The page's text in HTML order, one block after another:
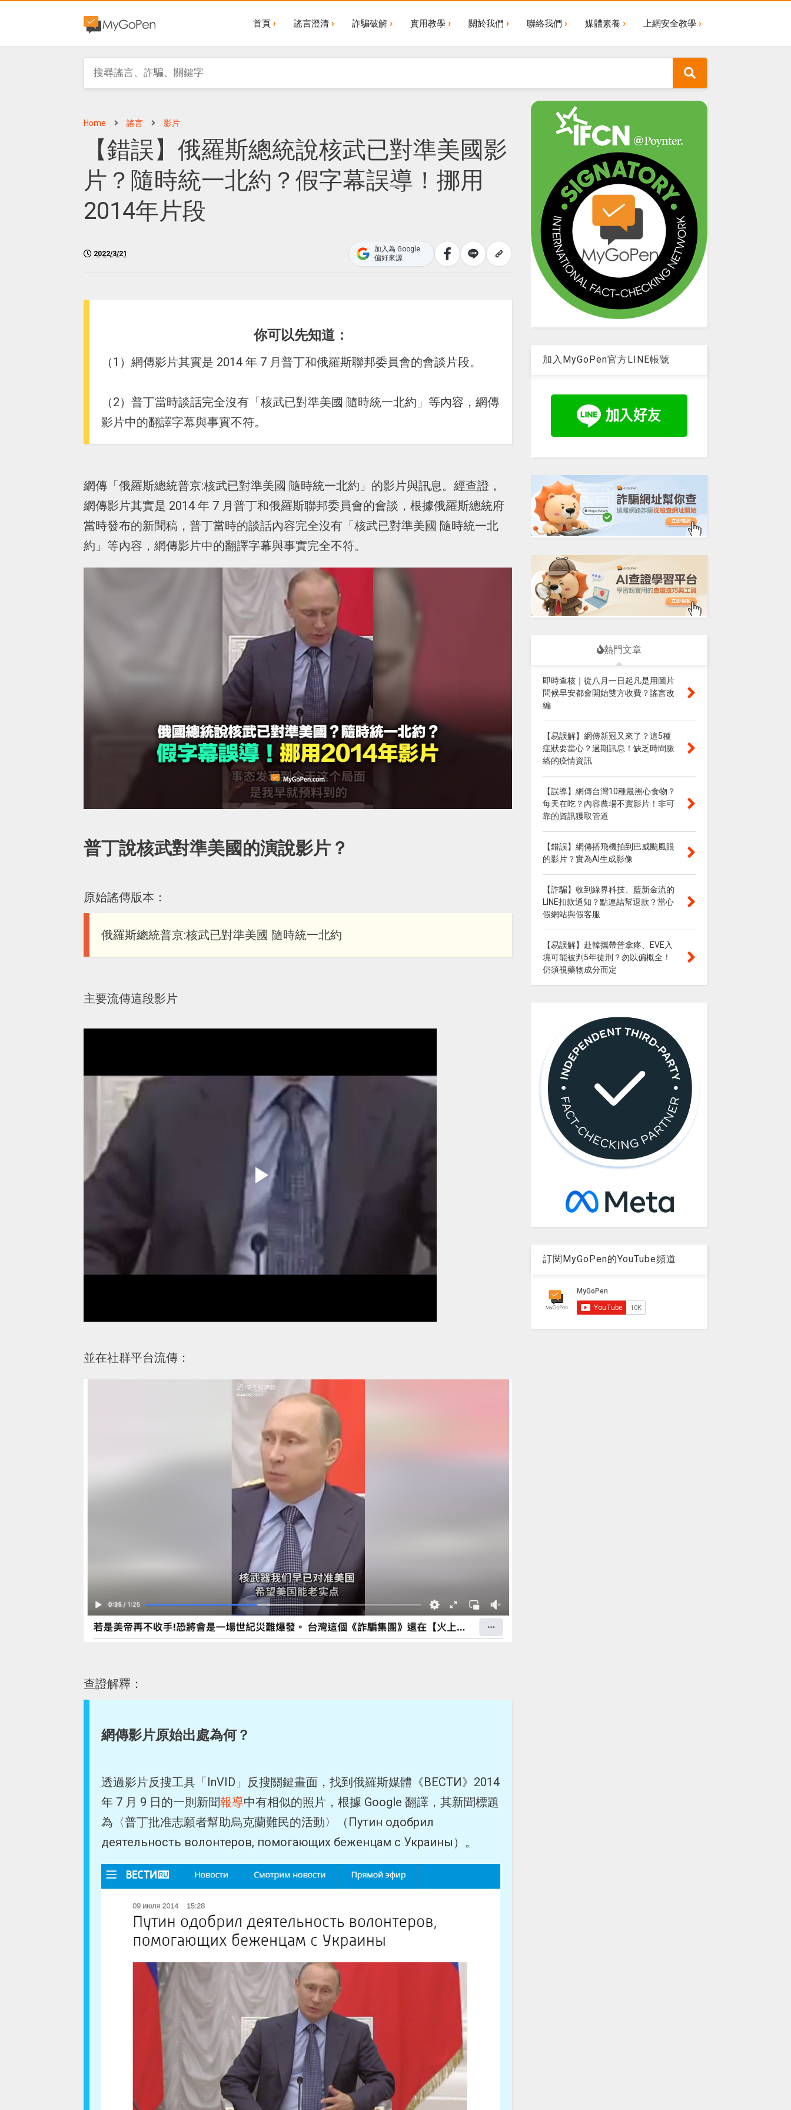
首頁 謠言澄清 詐騙破解 實用教學 關於我們 聯絡我們 媒體素養 上網安全教學
Home 謠言 影片
【錯誤】俄羅斯總統說核武已對準美國影
片？隨時統一北約？假字幕誤導！挪用
2014年片段
2022/3/21
加入為 Google
偏好來源
你可以先知道：
（1）網傳影片其實是 2014 年 7 月普丁和俄羅斯聯邦委員會的會談片段。
（2）普丁當時談話完全沒有「核武已對準美國 隨時統一北約」等內容，網傳
影片中的翻譯字幕與事實不符。
網傳「俄羅斯總統普京:核武已對準美國 隨時統一北約」的影片與訊息。經查證，
網傳影片其實是 2014 年 7 月普丁和俄羅斯聯邦委員會的會談，根據俄羅斯總統府
當時發布的新聞稿，普丁當時的談話內容完全沒有「核武已對準美國 隨時統一北
約」等內容，網傳影片中的翻譯字幕與事實完全不符。
普丁說核武對準美國的演說影片？
原始謠傳版本：
俄羅斯總統普京:核武已對準美國 隨時統一北約
主要流傳這段影片
並在社群平台流傳：
查證解釋：
網傳影片原始出處為何？
透過影片反搜工具「InVID」反搜關鍵畫面，找到俄羅斯媒體《ВЕСТИ》2014
年 7 月 9 日的一則新聞報導中有相似的照片，根據 Google 翻譯，其新聞標題
為〈普丁批准志願者幫助烏克蘭難民的活動〉（Путин одобрил
деятельность волонтеров, помогающих беженцам с Украины）。
加入MyGoPen官方LINE帳號
熱門文章
即時查核｜從八月一日起凡是用圖片
問候早安都會開始雙方收費？謠言改
編
【易誤解】網傳新冠又來了？這5種
症狀要當心？過期訊息！缺乏時間脈
絡的疫情資訊
【誤導】網傳台灣10種最黑心食物？
每天在吃？內容農場不實影片！非可
靠的資訊獲取管道
【錯誤】網傳搭飛機拍到巴威颱風眼
的影片？實為AI生成影像
【詐騙】收到綠界科技、藍新金流的
LINE扣款通知？點連結幫退款？當心
假網站與假客服
【易誤解】赴韓攜帶普拿疼、EVE入
境可能被判5年徒刑？勿以偏概全！
仍須視藥物成分而定
訂閱MyGoPen的YouTube頻道